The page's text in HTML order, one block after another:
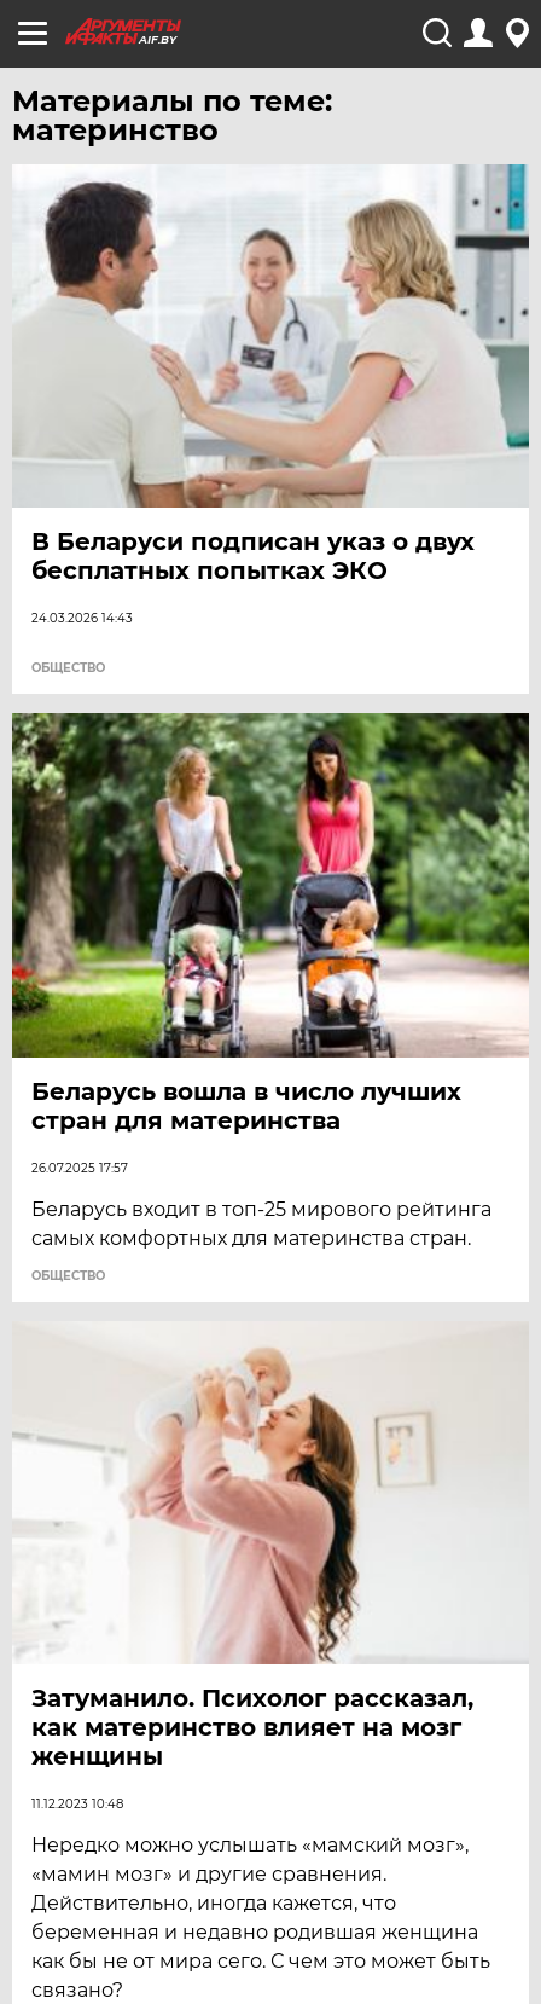
AIF.BY
Материалы по теме:
материнство
В Беларуси подписан указ о двух
бесплатных попытках ЭКО
24.03.2026 14:43
ОБЩЕСТВО
Беларусь вошла в число лучших
стран для материнства
26.07.2025 17:57
Беларусь входит в топ-25 мирового рейтинга
самых комфортных для материнства стран.
ОБЩЕСТВО
Затуманило. Психолог рассказал,
как материнство влияет на мозг
женщины
11.12.2023 10:48
Нередко можно услышать «мамский мозг»,
«мамин мозг» и другие сравнения.
Действительно, иногда кажется, что
беременная и недавно родившая женщина
как бы не от мира сего. С чем это может быть
связано?